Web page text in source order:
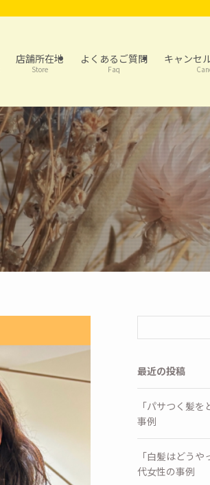
店舗所在地
Store
よくあるご質問
Faq
キャンセ
最近の投稿
「パサつく髪
事例
「白髪はどう
代女性の事例